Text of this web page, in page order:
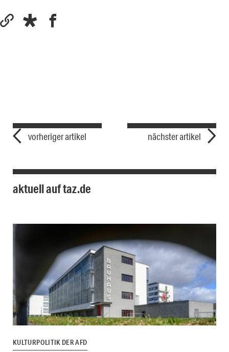
vorheriger artikel nächster artikel
aktuell auf taz.de
KULTURPOLITIK DER AFD